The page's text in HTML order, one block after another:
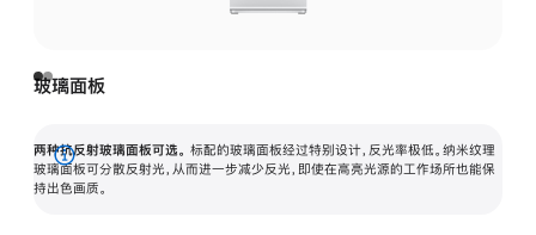
玻璃面板
两种抗反射玻璃面板可选。 标配的玻璃面板经过特别设计，反光率极低。纳米纹理
玻璃面板可分散反射光，从而进一步减少反光，即使在高亮光源的工作场所也能保
持出色画质。
展
开